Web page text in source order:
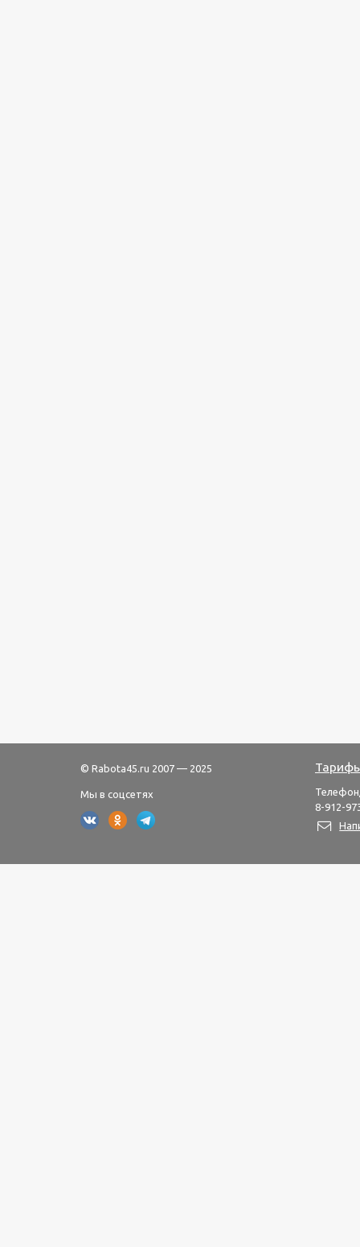
© Rabota45.ru 2007 — 2025
Мы в соцсетях
8-912-